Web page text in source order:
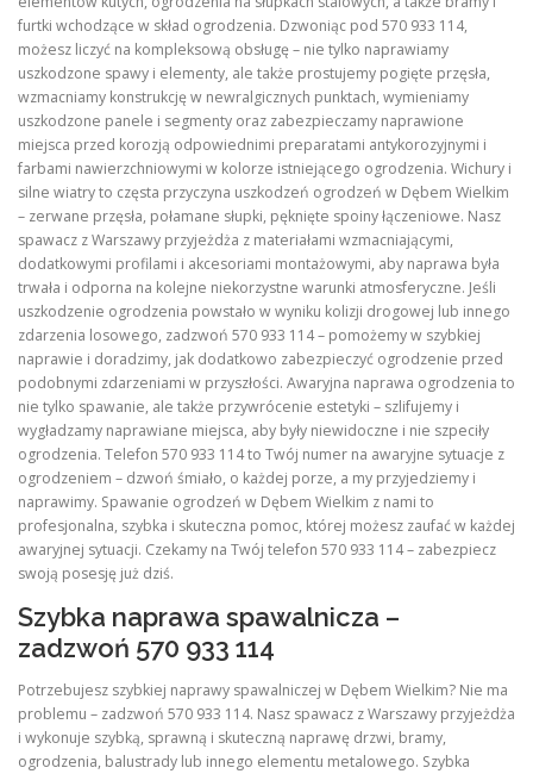
furtki wchodzące w skład ogrodzenia. Dzwoniąc pod 570 933 114,
możesz liczyć na kompleksową obsługę – nie tylko naprawiamy
uszkodzone spawy i elementy, ale także prostujemy pogięte przęsła,
wzmacniamy konstrukcję w newralgicznych punktach, wymieniamy
uszkodzone panele i segmenty oraz zabezpieczamy naprawione
miejsca przed korozją odpowiednimi preparatami antykorozyjnymi i
farbami nawierzchniowymi w kolorze istniejącego ogrodzenia. Wichury i
silne wiatry to częsta przyczyna uszkodzeń ogrodzeń w Dębem Wielkim
– zerwane przęsła, połamane słupki, pęknięte spoiny łączeniowe. Nasz
spawacz z Warszawy przyjeżdża z materiałami wzmacniającymi,
dodatkowymi profilami i akcesoriami montażowymi, aby naprawa była
trwała i odporna na kolejne niekorzystne warunki atmosferyczne. Jeśli
uszkodzenie ogrodzenia powstało w wyniku kolizji drogowej lub innego
zdarzenia losowego, zadzwoń 570 933 114 – pomożemy w szybkiej
naprawie i doradzimy, jak dodatkowo zabezpieczyć ogrodzenie przed
podobnymi zdarzeniami w przyszłości. Awaryjna naprawa ogrodzenia to
nie tylko spawanie, ale także przywrócenie estetyki – szlifujemy i
wygładzamy naprawiane miejsca, aby były niewidoczne i nie szpeciły
ogrodzenia. Telefon 570 933 114 to Twój numer na awaryjne sytuacje z
ogrodzeniem – dzwoń śmiało, o każdej porze, a my przyjedziemy i
naprawimy. Spawanie ogrodzeń w Dębem Wielkim z nami to
profesjonalna, szybka i skuteczna pomoc, której możesz zaufać w każdej
awaryjnej sytuacji. Czekamy na Twój telefon 570 933 114 – zabezpiecz
swoją posesję już dziś.
Szybka naprawa spawalnicza –
zadzwoń 570 933 114
Potrzebujesz szybkiej naprawy spawalniczej w Dębem Wielkim? Nie ma
problemu – zadzwoń 570 933 114. Nasz spawacz z Warszawy przyjeżdża
i wykonuje szybką, sprawną i skuteczną naprawę drzwi, bramy,
ogrodzenia, balustrady lub innego elementu metalowego. Szybka